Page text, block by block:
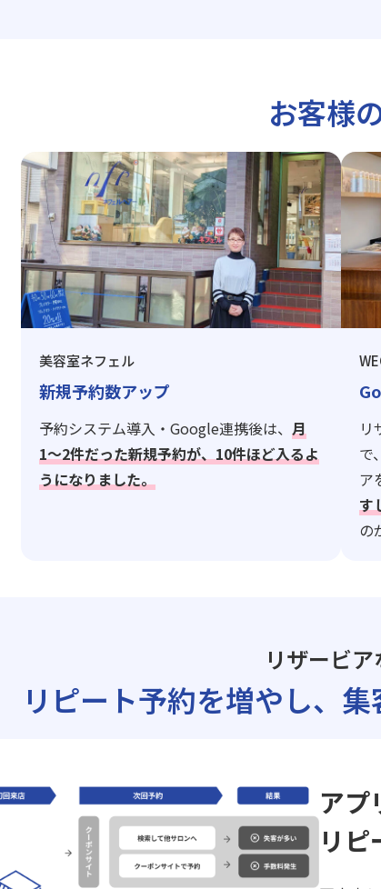
お客様
美容室ネフェル
新規予約数アップ
予約システム導入・Google連携後は、 月
1〜2件だった新規予約が、10件ほど入るよ
うになりました。
リ
で
ア
す
の
リザービア
リピート予約を増やし、 集
アプ
リ